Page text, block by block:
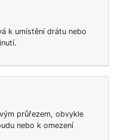
k umístění drátu nebo
průřezem, obvykle
nebo k omezení